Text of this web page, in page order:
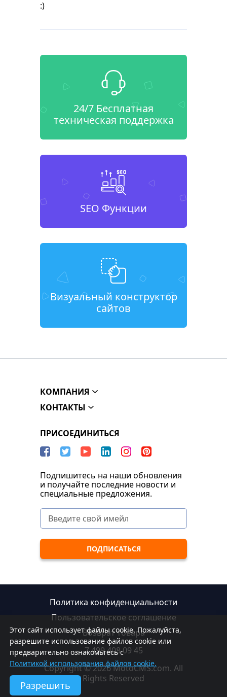
:)
24/7 Бесплатная
техническая поддержка
SEO Функции
Визуальный конструктор
сайтов
Этот сайт использует файлы cookie. Пожалуйста,
разрешите использование файлов cookie или
предварительно ознакомьтесь с
Политикой использования файлов cookie.
Разрешить
КОМПАНИЯ
КОНТАКТЫ
ПРИСОЕДИНИТЬСЯ
Подпишитесь на наши обновления
и получайте последние новости и
специальные предложения.
Политика конфиденциальности
Пользовательское соглашение
Возврат товара
7 499 408 09 45
Copyright © 2026 MotoCMS.com. All
Rights Reserved